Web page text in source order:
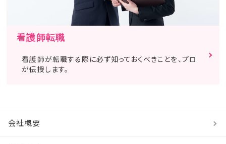
看護師転職
看護師が転職する際に必ず知っておくべきことを、プロ
が伝授します。
会社概要